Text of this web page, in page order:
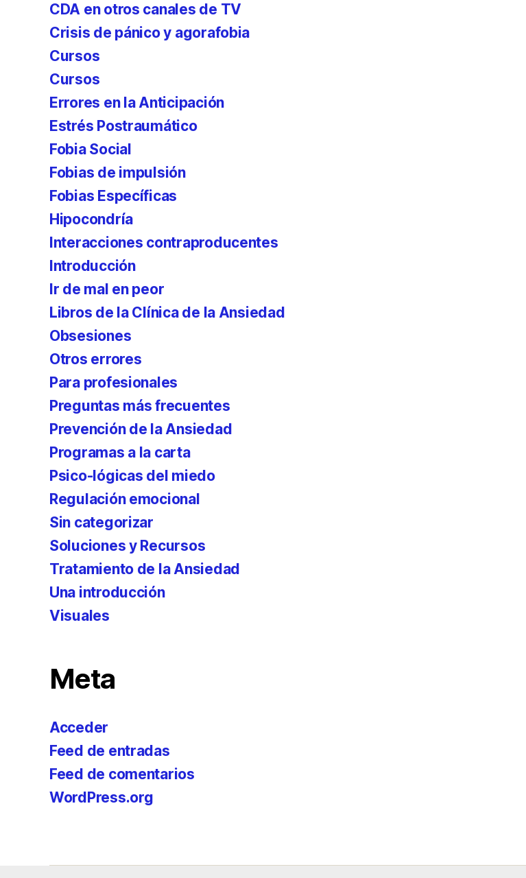
CDA en otros canales de TV
Crisis de pánico y agorafobia
Cursos
Cursos
Errores en la Anticipación
Estrés Postraumático
Fobia Social
Fobias de impulsión
Fobias Específicas
Hipocondría
Interacciones contraproducentes
Introducción
Ir de mal en peor
Libros de la Clínica de la Ansiedad
Obsesiones
Otros errores
Para profesionales
Preguntas más frecuentes
Prevención de la Ansiedad
Programas a la carta
Psico-lógicas del miedo
Regulación emocional
Sin categorizar
Soluciones y Recursos
Tratamiento de la Ansiedad
Una introducción
Visuales
Meta
Acceder
Feed de entradas
Feed de comentarios
WordPress.org